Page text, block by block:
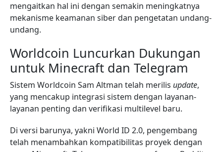
mengaitkan hal ini dengan semakin meningkatnya
mekanisme keamanan siber dan pengetatan undang-
undang.
Worldcoin Luncurkan Dukungan
untuk Minecraft dan Telegram
Sistem Worldcoin Sam Altman telah merilis update,
yang mencakup integrasi sistem dengan layanan-
layanan penting dan verifikasi multilevel baru.
Di versi barunya, yakni World ID 2.0, pengembang
telah menambahkan kompatibilitas proyek dengan